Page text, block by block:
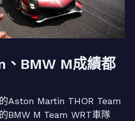
BMW M成績都
Aston Martin THOR Team
BMW M Team WRT車隊